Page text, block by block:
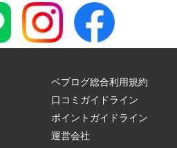
ベプログ総合利用規約
口コミガイドライン
ポイントガイドライン
運営会社